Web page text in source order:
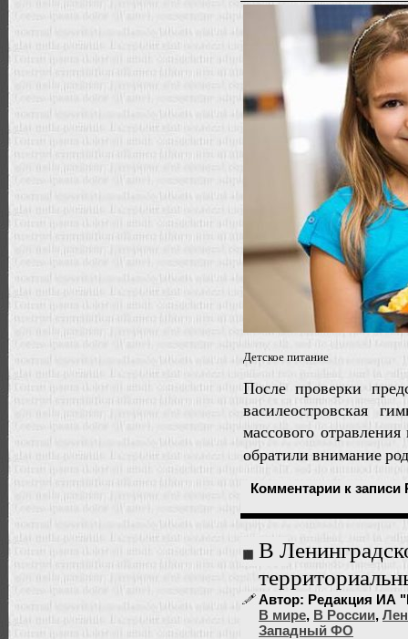
Детское питание
После проверки
василеостровская
массового
обратили внимание
Комментарии к записи
В
Автор: Редакция ИА
В мире, В России,
Западный ФО